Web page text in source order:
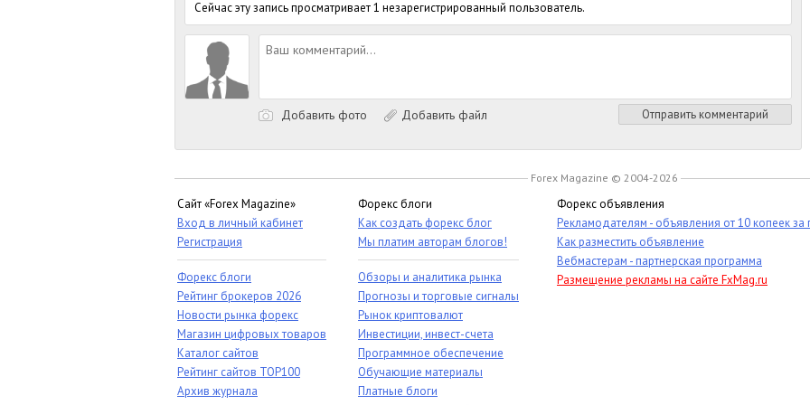
Сейчас эту запись просматривает 1 незарегистрированный пользователь.
Добавить фото Добавить файл Отправить комментарий
Forex Magazine © 2004-2026
Сайт «Forex Magazine»
Вход в личный кабинет
Регистрация
Форекс блоги
Рейтинг брокеров 2026
Новости рынка форекс
Магазин цифровых товаров
Каталог сайтов
Рейтинг сайтов TOP100
Архив журнала
Форекс блоги
Как создать форекс блог
Мы платим авторам блогов!
Обзоры и аналитика рынка
Прогнозы и торговые сигналы
Рынок криптовалют
Инвестиции, инвест-счета
Программное обеспечение
Обучающие материалы
Платные блоги
Форекс объявления
Рекламодателям - объявления от 10 копеек за
Как разместить объявление
Вебмастерам - партнерская программа
Размещение рекламы на сайте FxMag.ru